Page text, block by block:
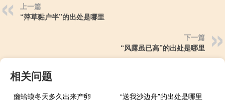
上一篇
“萍草黏户半”的出处是哪里
下一篇
“风露虽已高”的出处是哪里
相关问题
癞蛤蟆冬天多久出来产卵
“送我沙边舟”的出处是哪里